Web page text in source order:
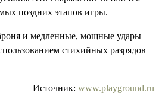
поздних этапов игры.
и медленные, мощные удары
стихийных разрядов
Источник: www.playground.ru